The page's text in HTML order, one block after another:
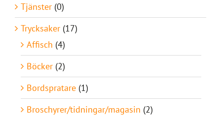
Tjänster (0)
Trycksaker (17)
Affisch (4)
Böcker (2)
Bordspratare (1)
Broschyrer/tidningar/magasin (2)